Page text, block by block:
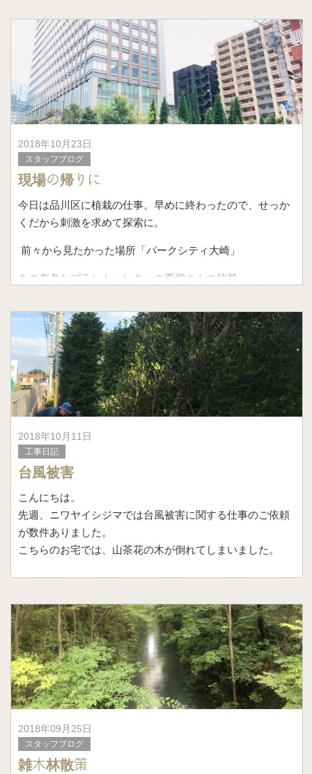
2018年10月23日
スタッフブログ
現場の帰りに
今日は品川区に植栽の仕事。早めに終わったので、せっか
くだから刺激を求めて探索に。
前々から見たかった場所「パークシティ大崎」
あの有名なプラントハンターの西畑さんの植栽。
2018年10月11日
工事日記
台風被害
こんにちは。
先週、ニワヤイシジマでは台風被害に関する仕事のご依頼
が数件ありました。
こちらのお宅では、山茶花の木が倒れてしまいました。
原因はいろいろありそうですが、木の大きさに対して根の
2018年09月25日
スタッフブログ
雑木林散策